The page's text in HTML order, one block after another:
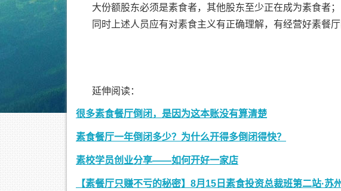
大份额股东必须是素食者，其他股东至少正在成为素食者；
同时上述人员应有对素食主义有正确理解，有经营好素餐厅
延伸阅读：
很多素食餐厅倒闭，是因为这本账没有算清楚
素食餐厅一年倒闭多少？为什么开得多倒闭得快？
素校学员创业分享——如何开好一家店
【素餐厅只赚不亏的秘密】8月15日素食投资总裁班第二站·苏